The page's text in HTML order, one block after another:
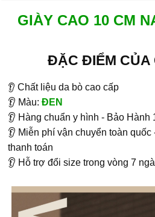
GIÀY CAO 10 CM
ĐẶC ĐIỂM CỦA
👂 Chất liệu da bò cao cấp
👂 Màu: ĐEN
👂 Hàng chuẩn y hình - Bảo Hành
👂 Miễn phí vận chuyển toàn
thanh toán
👂 Hỗ trợ đổi size trong vòng 7